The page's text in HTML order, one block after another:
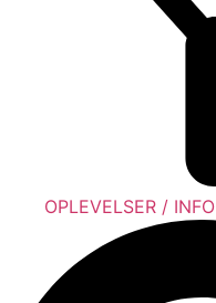
OPLEVELSER / INFO